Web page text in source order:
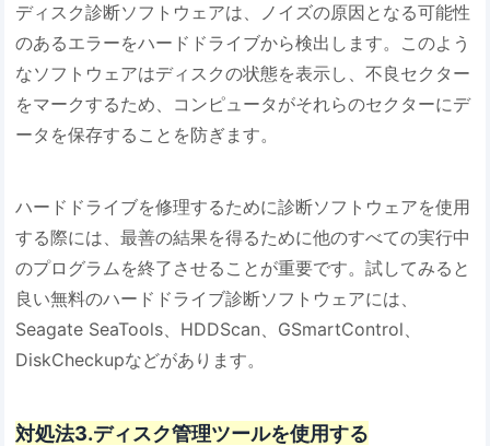
ディスク診断ソフトウェアは、ノイズの原因となる可能性
のあるエラーをハードドライブから検出します。このよう
なソフトウェアはディスクの状態を表示し、不良セクター
をマークするため、コンピュータがそれらのセクターにデ
ータを保存することを防ぎます。
ハードドライブを修理するために診断ソフトウェアを使用
する際には、最善の結果を得るために他のすべての実行中
のプログラムを終了させることが重要です。試してみると
良い無料のハードドライブ診断ソフトウェアには、
Seagate SeaTools、HDDScan、GSmartControl、
DiskCheckupなどがあります。
対処法3.ディスク管理ツールを使用する